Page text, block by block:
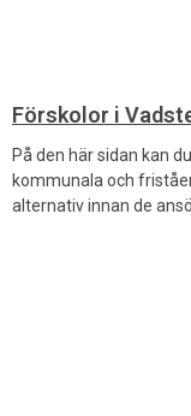
Förskolor i
På den här sidan kan
kommunala och
alternativ innan de